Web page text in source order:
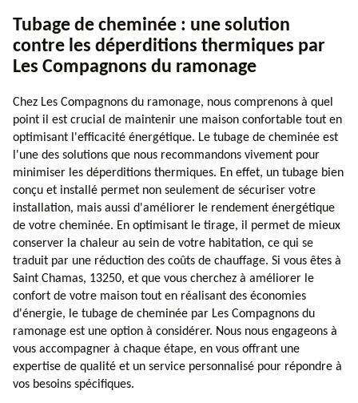
Tubage de cheminée : une solution
contre les déperditions thermiques par
Les Compagnons du ramonage
Chez Les Compagnons du ramonage, nous comprenons à quel
point il est crucial de maintenir une maison confortable tout en
optimisant l'efficacité énergétique. Le tubage de cheminée est
l'une des solutions que nous recommandons vivement pour
minimiser les déperditions thermiques. En effet, un tubage bien
conçu et installé permet non seulement de sécuriser votre
installation, mais aussi d'améliorer le rendement énergétique
de votre cheminée. En optimisant le tirage, il permet de mieux
conserver la chaleur au sein de votre habitation, ce qui se
traduit par une réduction des coûts de chauffage. Si vous êtes à
Saint Chamas, 13250, et que vous cherchez à améliorer le
confort de votre maison tout en réalisant des économies
d'énergie, le tubage de cheminée par Les Compagnons du
ramonage est une option à considérer. Nous nous engageons à
vous accompagner à chaque étape, en vous offrant une
expertise de qualité et un service personnalisé pour répondre à
vos besoins spécifiques.